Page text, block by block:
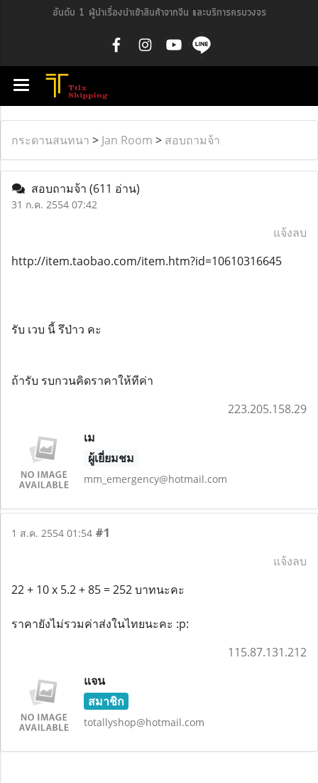
อันดับ 1 ผู้นำเรื่องนำเข้าสินค้าจากจีน และบริการครบวงจร
กระดานสนทนา > Jan Room > สอบถามจ้า
สอบถามจ้า (611 อ่าน)
31 ก.ค. 2554 07:42
แจ้งลบ
http://item.taobao.com/item.htm?id=10610316645
รับ เวบ นี้ รึป่าว คะ
ถ้ารับ รบกวนคิดราคาให้ทีค่า
223.205.158.29
เม
ผู้เยี่ยมชม
mm_emergency@hotmail.com
1 ส.ค. 2554 01:54 #1
แจ้งลบ
22 + 10 x 5.2 + 85 = 252 บาทนะคะ
ราคายังไม่รวมค่าส่งในไทยนะคะ :p:
115.87.131.212
แจน
สมาชิก
totallyshop@hotmail.com